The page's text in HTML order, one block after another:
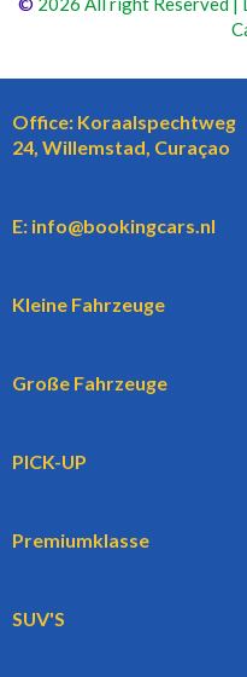
Office: Koraalspechtweg
24, Willemstad, Curaçao
E: info@bookingcars.nl
Kleine Fahrzeuge
Große Fahrzeuge
PICK-UP
Premiumklasse
SUV'S